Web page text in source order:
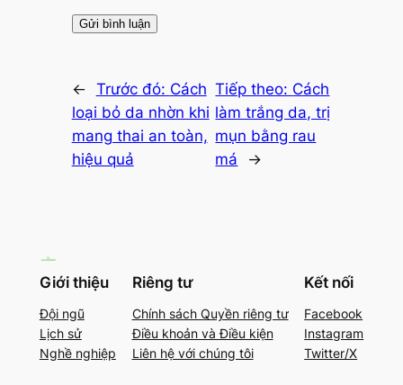
← Trước đó: Cách
loại bỏ da nhờn khi
mang thai an toàn,
hiệu quả
Tiếp theo: Cách
làm trắng da, trị
mụn bằng rau
má
→
Giới thiệu
Đội ngũ
Lịch sử
Nghề nghiệp
Riêng tư
Chính sách Quyền riêng tư
Điều khoản và Điều kiện
Liên hệ với chúng tôi
Kết nối
Facebook
Instagram
Twitter/X